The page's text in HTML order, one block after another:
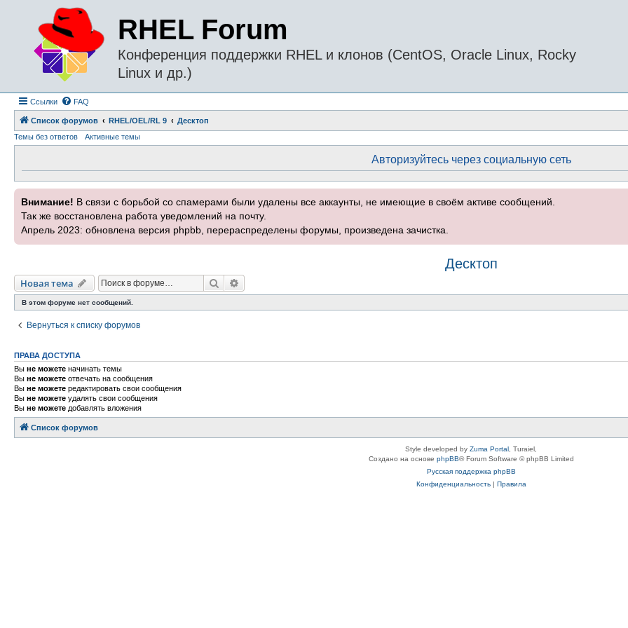
RHEL Forum
Конференция поддержки RHEL и клонов (CentOS, Oracle Linux, Rocky
Linux и др.)
Ссылки FAQ
Список форумов RHEL/OEL/RL 9
Десктоп
Темы без ответов
Активные темы
Авторизуйтесь через социальную сеть
Внимание! В связи с борьбой со спамерами были удалены все аккаунты, не имеющие в своём активе сообщений.
Так же восстановлена работа уведомлений на почту.
Апрель 2023: обновлена версия phpbb, перераспределены форумы, произведена зачистка.
Десктоп
Новая тема Поиск
В этом форуме нет сообщений.
Вернуться к списку форумов
ПРАВА ДОСТУПА
Вы не можете начинать темы
Вы не можете отвечать на сообщения
Вы не можете редактировать свои сообщения
Вы не можете удалять свои сообщения
Вы не можете добавлять вложения
Список форумов
Style developed by Zuma Portal , Turaiel,
Создано на основе phpBB® Forum Software © phpBB Limited
Русская поддержка phpBB
Конфиденциальность| Правила